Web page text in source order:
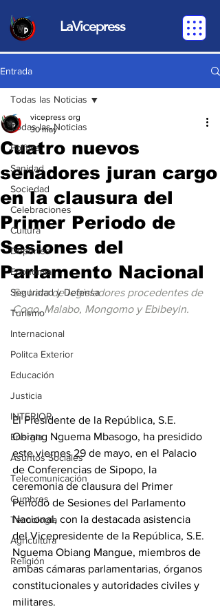
LaVicepress
Entrada
Todas las Noticias
Política
Sanidad
Sociedad
Celebraciones
Cultura
Deportes
Economia
Seguridad y Defensa
Turismo
Internacional
Politca Exterior
Educación
Justicia
INTERIOR
Energia
Asuntos Sociales
Telecomunicación
Cumbres
Tecnología
Agricultura
Religión
Todas las Noticias
Cuatro nuevos
senadores juran cargo
en la clausura del
Primer Periodo de
Sesiones del
Parlamento Nacional
vicepress org
30 may
Se trata de legisladores procedentes de
Cogo, Malabo, Mongomo y Ebibeyin.
El Presidente de la República, S.E.
Obiang Nguema Mbasogo, ha presidido
este viernes 29 de mayo, en el Palacio
de Conferencias de Sipopo, la
ceremonia de clausura del Primer
Periodo de Sesiones del Parlamento
Nacional, con la destacada asistencia
del Vicepresidente de la República, S.E.
Nguema Obiang Mangue, miembros de
ambas cámaras parlamentarias, órganos
constitucionales y autoridades civiles y
militares.